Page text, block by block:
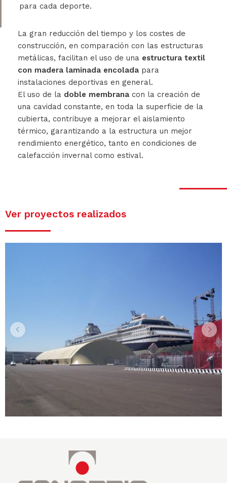
La gran reducción del tiempo y los costes de
construcción, en comparación con las estructuras
metálicas, facilitan el uso de una estructura textil
con madera laminada encolada para
instalaciones deportivas en general.
El uso de la doble membrana con la creación de
una cavidad constante, en toda la superficie de la
cubierta, contribuye a mejorar el aislamiento
térmico, garantizando a la estructura un mejor
rendimiento energético, tanto en condiciones de
calefacción invernal como estival.
para cada deporte.
Ver proyectos realizados